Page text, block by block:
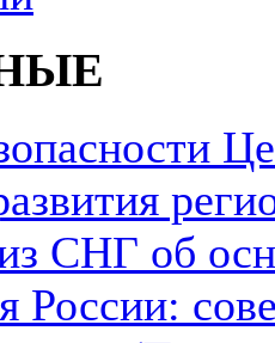
СНГ об
России: